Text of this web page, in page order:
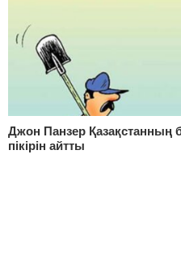
Джон Панзер
пікірін айтты